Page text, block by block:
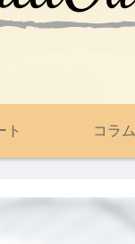
ト コラム